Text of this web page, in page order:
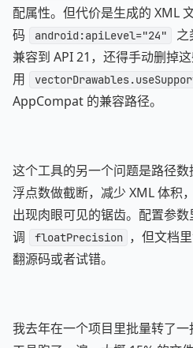
配属性。但代价是生成的 XML
码
android:apiLevel="24"
之
兼容到 API 21，还得手动删掉
用
AppCompat 的兼容路径。
这个工具的另一个问题是路径
浮点数做截断，减少 XML 体积
出现肉眼可见的锯齿。配置参数
调
floatPrecision ，但文档
翻源码或者试错。
我去年在一个项目里批量转了